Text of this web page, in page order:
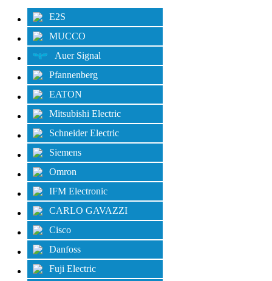
E2S
MUCCO
Auer Signal
Pfannenberg
EATON
Mitsubishi Electric
Schneider Electric
Siemens
Omron
IFM Electronic
CARLO GAVAZZI
Cisco
Danfoss
Fuji Electric